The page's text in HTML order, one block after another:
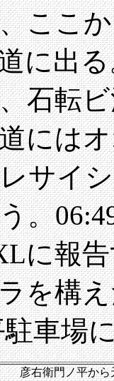
ここ
に出
石転
には
サイ
。
に報
を構
車場
彦右衛門ノ平から